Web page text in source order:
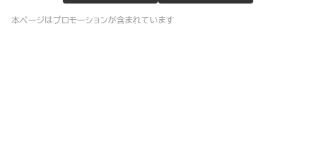
本ページはプロモーションが含まれています